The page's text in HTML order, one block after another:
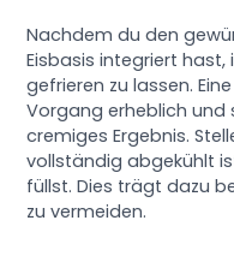
Nachdem du den
Eisbasis integriert hast,
gefrieren zu lassen.
Vorgang erheblich
cremiges Ergebnis.
vollständig abgekühlt
füllst. Dies trägt dazu
zu vermeiden.